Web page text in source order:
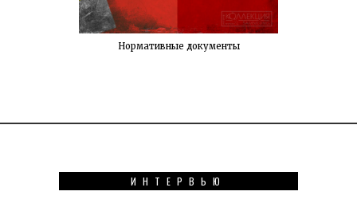
Нормативные документы
ИНТЕРВЬЮ